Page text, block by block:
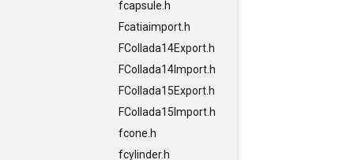
fcapsule.h
Fcatiaimport.h
FCollada14Export.h
FCollada14Import.h
FCollada15Export.h
FCollada15Import.h
fcone.h
fcylinder.h